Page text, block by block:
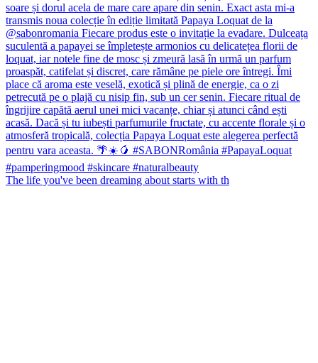
The life you've been dreaming about starts with th